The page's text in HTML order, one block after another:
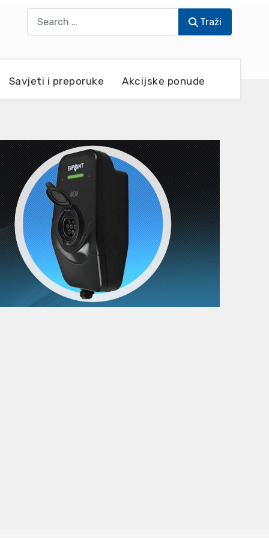
Traži
Savjeti i preporuke Akcijske ponude